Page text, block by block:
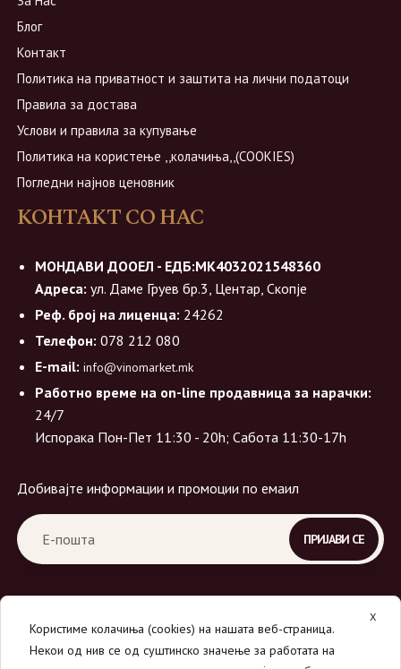
Блог
Контакт
Политика на приватност и заштита на лични податоци
Правила за достава
Услови и правила за купување
Политика на користење ,,колачиња,,(COOKIES)
Погледни најнов ценовник
КОНТАКТ СО НАС
МОНДАВИ ДООЕЛ - ЕДБ:МК4032021548360
Адреса: ул. Даме Груев бр.3, Центар, Скопје
Реф. број на лиценца: 24262
Телефон: 078 212 080
E-mail: info@vinomarket.mk
Работно време на on-line продавница за нарачки:
24/7
Испорака Пон-Пет 11:30 - 20h; Сабота 11:30-17h
Добивајте информации и промоции по емаил
X
Користиме колачиња (cookies) на нашата веб-страница.
Некои од нив се од суштинско значење за работата на